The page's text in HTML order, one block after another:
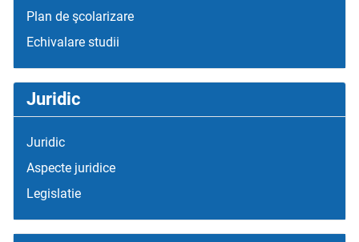
Plan de şcolarizare
Echivalare studii
Juridic
Juridic
Aspecte juridice
Legislatie